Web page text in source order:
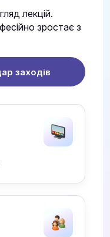
лекцій.
зростає з
заходів